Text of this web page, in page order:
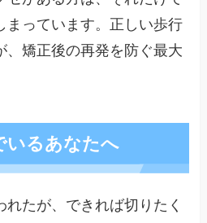
まっています。正しい歩行
、矯正後の再発を防ぐ最大
いるあなたへ
れたが、できれば切りたく